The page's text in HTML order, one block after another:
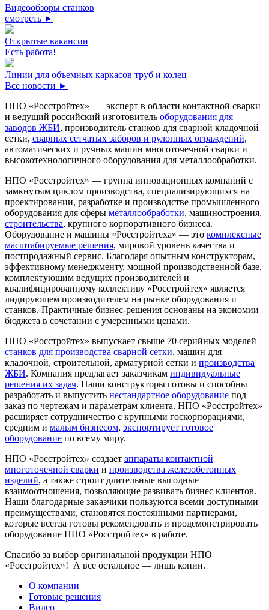
Видеообзоры станков
смотреть ►
Открытые вакансии
Есть работа!
Линии для объемных каркасов труб и колец
Все новости ►
НПО «Росстройтех» — эксперт в области контактной сварки
и ведущий российский изготовитель оборудования для
заводов ЖБИ, производитель станков для сварной кладочной
сетки, сварных сетчатых заборов и рулонных ограждений,
автоматических и ручных машин многоточечной сварки и
высокотехнологичного оборудования для металлообработки.
НПО «Росстройтех» — группа инновационных компаний с
замкнутым циклом производства, специализирующихся на
проектировании, разработке и производстве промышленного
оборудования для сферы металлообработки, машиностроения,
строительства, крупного корпоративного бизнеса.
Оборудование и машины «Росстройтеха» — это комплексные
масштабируемые решения, мировой уровень качества и
постпродажный сервис. Благодаря опытным конструкторам,
эффективному менеджменту, мощной производственной базе,
комплектующим ведущих производителей и
квалифицированному коллективу «Росстройтех» является
лидирующем производителем на рынке оборудования и
станков. Практичные бизнес-решения основаны на экономии
бюджета в сочетании с умеренными ценами.
НПО «Росстройтех» выпускает свыше 70 серийных моделей
станков для производства сварной сетки, машин для
кладочной, строительной, арматурной сетки и производства
ЖБИ. Компания предлагает заказчикам индивидуальные
решения их задач. Наши конструкторы готовы и способны
разработать и выпустить нестандартное оборудование под
заказ по чертежам и параметрам клиента. НПО «Росстройтех»
расширяет сотрудничество с крупными госкорпорациями,
средним и малым бизнесом, экспортирует готовое
оборудование по всему миру.
НПО «Росстройтех» создает аппараты контактной
многоточечной сварки и производства железобетонных
изделий, а также строит длительные выгодные
взаимоотношения, позволяющие развивать бизнес клиентов.
Наши благодарные заказчики пользуются всеми доступными
преимуществами, становятся постоянными партнерами,
которые всегда готовы рекомендовать и продемонстрировать
оборудование НПО «Росстройтех» в работе.
Спасибо за выбор оригинальной продукции НПО
«Росстройтех»! А все остальное — лишь копии.
О компании
Готовые решения
Видео